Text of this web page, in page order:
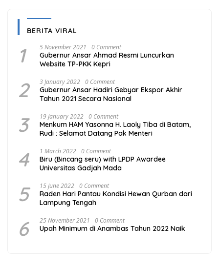
BERITA VIRAL
1 5 November 2021 0 Comment
Gubernur Ansar Ahmad Resmi Luncurkan
Website TP-PKK Kepri
2 3 January 2022 0 Comment
Gubernur Ansar Hadiri Gebyar Ekspor Akhir
Tahun 2021 Secara Nasional
3 19 January 2022 0 Comment
Menkum HAM Yasonna H. Laoly Tiba di Batam,
Rudi : Selamat Datang Pak Menteri
4 1 March 2022 0 Comment
Biru (Bincang seru) with LPDP Awardee
Universitas Gadjah Mada
5 15 June 2022 0 Comment
Raden Hari Pantau Kondisi Hewan Qurban dari
Lampung Tengah
6 25 November 2021 0 Comment
Upah Minimum di Anambas Tahun 2022 Naik